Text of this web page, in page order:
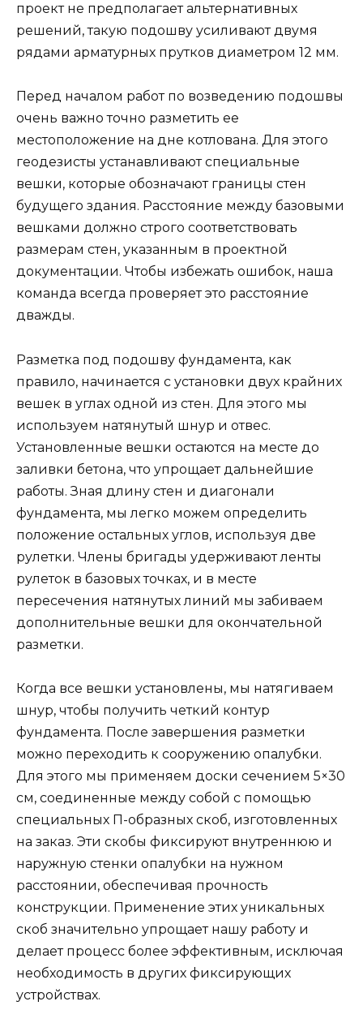
проект не предполагает альтернативных
решений, такую подошву усиливают двумя
рядами арматурных прутков диаметром 12 мм.
Перед началом работ по возведению подошвы
очень важно точно разметить ее
местоположение на дне котлована. Для этого
геодезисты устанавливают специальные
вешки, которые обозначают границы стен
будущего здания. Расстояние между базовыми
вешками должно строго соответствовать
размерам стен, указанным в проектной
документации. Чтобы избежать ошибок, наша
команда всегда проверяет это расстояние
дважды.
Разметка под подошву фундамента, как
правило, начинается с установки двух крайних
вешек в углах одной из стен. Для этого мы
используем натянутый шнур и отвес.
Установленные вешки остаются на месте до
заливки бетона, что упрощает дальнейшие
работы. Зная длину стен и диагонали
фундамента, мы легко можем определить
положение остальных углов, используя две
рулетки. Члены бригады удерживают ленты
рулеток в базовых точках, и в месте
пересечения натянутых линий мы забиваем
дополнительные вешки для окончательной
разметки.
Когда все вешки установлены, мы натягиваем
шнур, чтобы получить четкий контур
фундамента. После завершения разметки
можно переходить к сооружению опалубки.
Для этого мы применяем доски сечением 5×30
см, соединенные между собой с помощью
специальных П-образных скоб, изготовленных
на заказ. Эти скобы фиксируют внутреннюю и
наружную стенки опалубки на нужном
расстоянии, обеспечивая прочность
конструкции. Применение этих уникальных
скоб значительно упрощает нашу работу и
делает процесс более эффективным, исключая
необходимость в других фиксирующих
устройствах.